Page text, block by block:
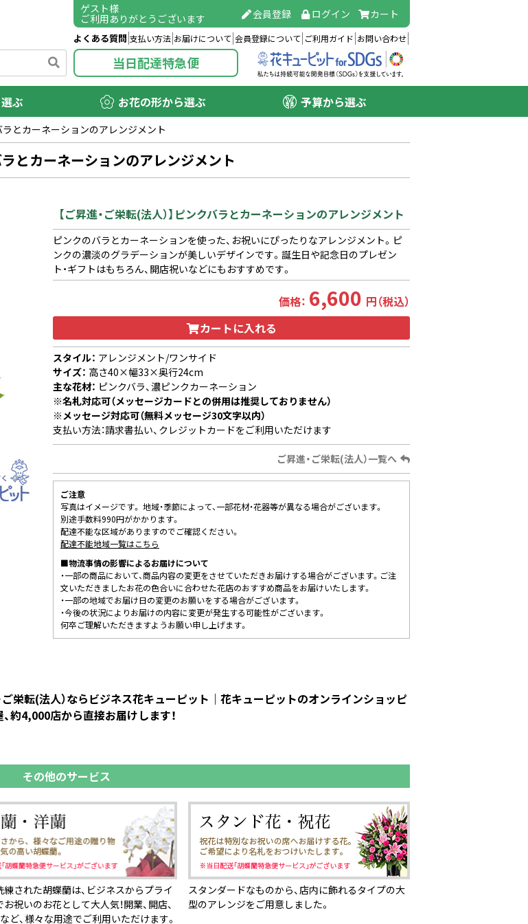
ゲスト様
ご利用ありがとうございます 会員登録 ログイン カート
よくある質問 支払い方法 お届けについて 会員登録について ご利用ガイド お問い合わせ
当日配達特急便
ぶ お花の形から選ぶ 予算から選ぶ
ラとカーネーションのアレンジメント
とカーネーションのアレンジメント
【ご昇進・ご栄転(法人）】ピンクバラとカーネーションのアレンジメント
ピンクのバラとカーネーションを使った、お祝いにぴったりなアレンジメント。ピ
ンクの濃淡のグラデーションが美しいデザインです。誕生日や記念日のプレゼン
ト・ギフトはもちろん、開店祝いなどにもおすすめです。
価格： 6,600 円（税込）
カートに入れる
スタイル： アレンジメント/ワンサイド
サイズ： 高さ40×幅33×奥行24cm
主な花材： ピンクバラ、濃ピンクカーネーション
※名札対応可（メッセージカードとの併用は推奨しておりません）
※メッセージ対応可（無料メッセージ30文字以内）
支払い方法：請求書払い、クレジットカードをご利用いただけます
ご昇進・ご栄転(法人）一覧へ
ご注意
写真はイメージです。 地域・季節によって、一部花材・花器等が異なる場合がございます。
別途手数料990円がかかります。
配達不能な区域がありますのでご確認ください。
配達不能地域一覧はこちら
■物流事情の影響によるお届けについて
・一部の商品において、商品内容の変更をさせていただきお届けする場合がございます。ご注
文いただきましたお花の色合いに合わせた花店のおすすめ商品をお届けいたします。
・一部の地域でお届け日の変更のお願いをする場合がございます。
・今後の状況によりお届けの内容に変更が発生する可能性がございます。
何卒ご理解いただきますようお願い申し上げます。
栄転(法人）ならビジネス花キューピット｜花キューピットのオンラインショッピ
約4,000店から直接お届けします！
その他のサービス
された胡蝶蘭は、ビジネスからプライ
祝いのお花として大人気！開業、開店、
ど、様々な用途でご利用いただけます。
スタンダードなものから、店内に飾れるタイプの大
型のアレンジをご用意しました。